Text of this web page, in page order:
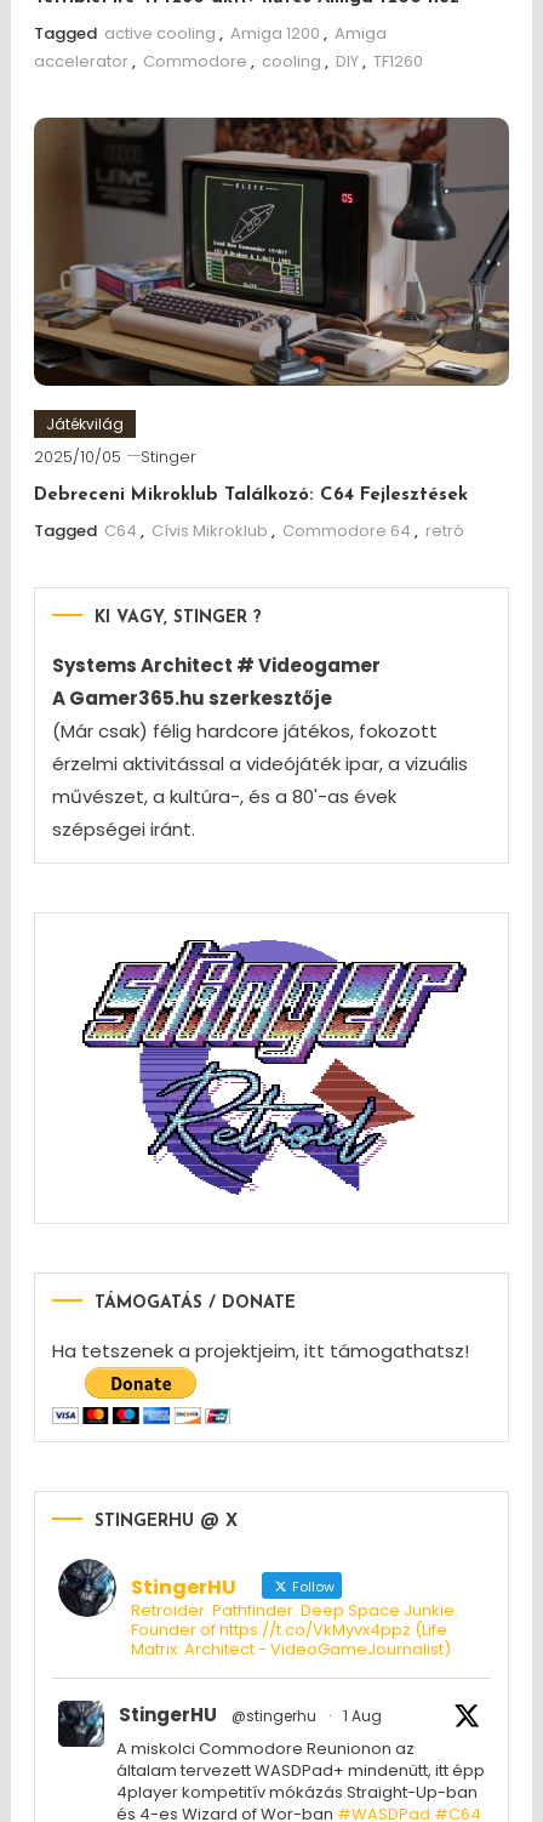
Tagged active cooling , Amiga 1200 , Amiga
accelerator, Commodore , cooling , DIY, TF1260
Játékvilág
2025/10/05 Stinger
Debreceni Mikroklub Találkozó: C64 Fejlesztések
Tagged C64 , Cívis Mikroklub , Commodore 64 , retró
KI VAGY, STINGER ?
Systems Architect # Videogamer
A Gamer365.hu szerkesztője
(Már csak) félig hardcore játékos, fokozott
érzelmi aktivitással a videójáték ipar, a vizuális
művészet, a kultúra-, és a 80'-as évek
szépségei iránt.
TÁMOGATÁS / DONATE
Ha tetszenek a projektjeim, itt támogathatsz!
STINGERHU @ X
StingerHU Follow
Retroider. Pathfinder. Deep Space Junkie.
Founder of https://t.co/VkMyvx4ppz (Life
Matrix: Architect - VideoGameJournalist)
StingerHU @stingerhu · 1 Aug
A miskolci Commodore Reunionon az
általam tervezett WASDPad+ mindenütt, itt épp
4player kompetitív mókázás Straight-Up-ban
és 4-es Wizard of Wor-ban #WASDPad #C64